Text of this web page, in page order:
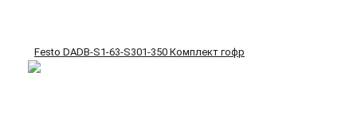
Festo DADB-S1-63-S301-350 Комплект гофр